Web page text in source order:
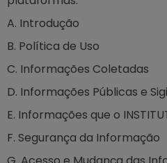
A. Introdução
B. Política de Uso
C. Informações Coletadas
D. Informações Públicas e
E. Informações que o
F. Segurança da Informação